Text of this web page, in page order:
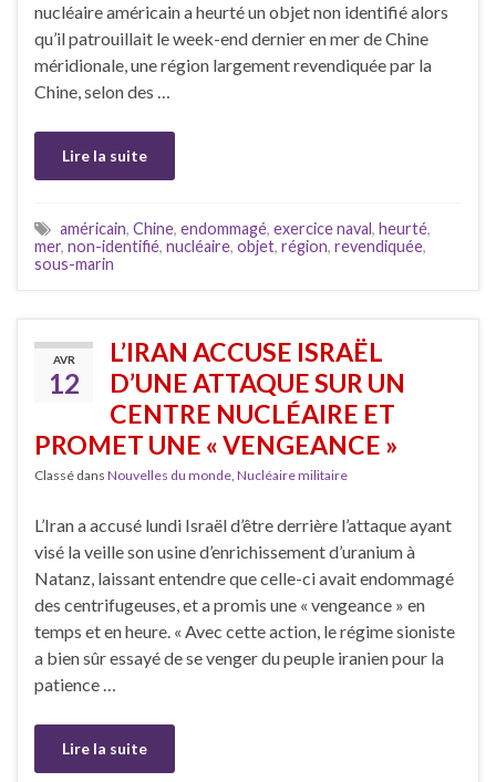
nucléaire américain a heurté un objet non identifié alors
qu’il patrouillait le week-end dernier en mer de Chine
méridionale, une région largement revendiquée par la
Chine, selon des …
Lire la suite
américain, Chine, endommagé, exercice naval, heurté,
mer, non-identifié, nucléaire, objet, région, revendiquée,
sous-marin
AVR
12
L’IRAN ACCUSE ISRAËL
D’UNE ATTAQUE SUR UN
CENTRE NUCLÉAIRE ET
PROMET UNE « VENGEANCE »
Classé dans Nouvelles du monde, Nucléaire militaire
L’Iran a accusé lundi Israël d’être derrière l’attaque ayant
visé la veille son usine d’enrichissement d’uranium à
Natanz, laissant entendre que celle-ci avait endommagé
des centrifugeuses, et a promis une « vengeance » en
temps et en heure. « Avec cette action, le régime sioniste
a bien sûr essayé de se venger du peuple iranien pour la
patience …
Lire la suite